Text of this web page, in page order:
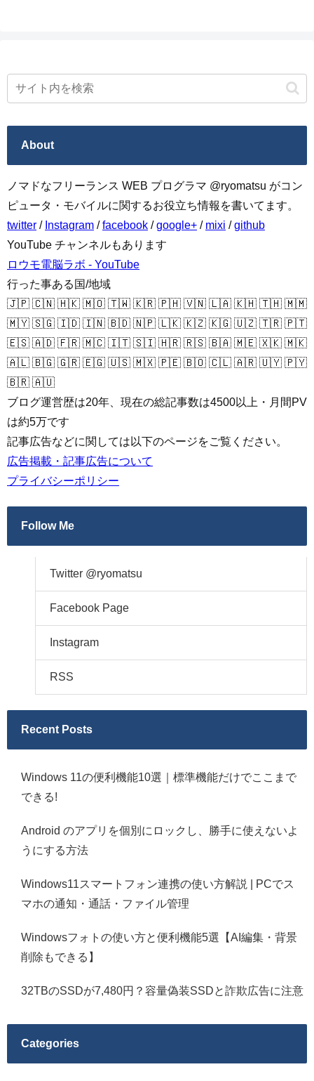
About
ノマドなフリーランス WEB プログラマ @ryomatsu がコン
ピュータ・モバイルに関するお役立ち情報を書いてます。
twitter / Instagram /facebook /google+ / mixi /github
YouTube チャンネルもあります
ロウモ電脳ラボ - YouTube
行った事ある国/地域
🇯🇵 🇨🇳 🇭🇰 🇲🇴 🇹🇼 🇰🇷 🇵🇭 🇻🇳 🇱🇦 🇰🇭 🇹🇭 🇲🇲
🇲🇾 🇸🇬 🇮🇩 🇮🇳 🇧🇩 🇳🇵 🇱🇰 🇰🇿 🇰🇬 🇺🇿 🇹🇷 🇵🇹
🇪🇸 🇦🇩 🇫🇷 🇲🇨 🇮🇹 🇸🇮 🇭🇷 🇷🇸 🇧🇦 🇲🇪 🇽🇰 🇲🇰
🇦🇱 🇧🇬 🇬🇷 🇪🇬 🇺🇸 🇲🇽 🇵🇪 🇧🇴 🇨🇱 🇦🇷 🇺🇾 🇵🇾
🇧🇷 🇦🇺
ブログ運営歴は20年、現在の総記事数は4500以上・月間PV
は約5万です
記事広告などに関しては以下のページをご覧ください。
広告掲載・記事広告について
プライバシーポリシー
Follow Me
Twitter @ryomatsu
Facebook Page
Instagram
RSS
Recent Posts
Windows 11の便利機能10選｜標準機能だけでここまで
できる!
Android のアプリを個別にロックし、勝手に使えないよ
うにする方法
Windows11スマートフォン連携の使い方解説 | PCでス
マホの通知・通話・ファイル管理
Windowsフォトの使い方と便利機能5選【AI編集・背景
削除もできる】
32TBのSSDが7,480円？容量偽装SSDと詐欺広告に注意
Categories